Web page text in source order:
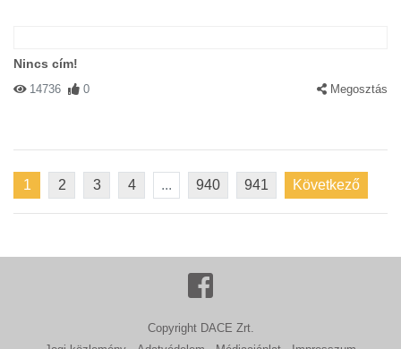
Nincs cím!
14736 0 Megosztás
1 2 3 4 ... 940 941 Következő
Copyright DACE Zrt.